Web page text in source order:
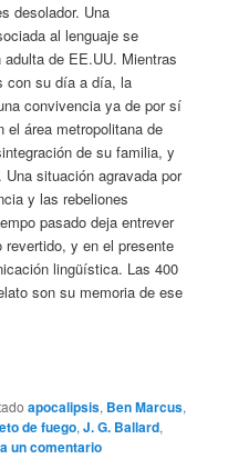
desolador. Una
al lenguaje se
de EE.UU. Mientras
con su día a día, la
convivencia ya de por sí
el área metropolitana de
de su familia, y
situación agravada por
y las rebeliones
pasado deja entrever
y en el presente
lingüística. Las 400
son su memoria de ese
apocalipsis, Ben Marcus,
de fuego,J. G. Ballard,
un comentario